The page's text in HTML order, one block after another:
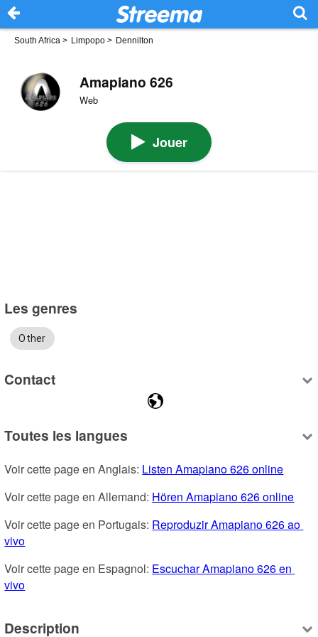
South Africa > Limpopo > Dennilton
Amapiano 626
Web
Jouer
Les genres
Other
Contact
Toutes les langues
Voir cette page en Anglais: Listen Amapiano 626 online
Voir cette page en Allemand: Hören Amapiano 626 online
Voir cette page en Portugais: Reproduzir Amapiano 626 ao
vivo
Voir cette page en Espagnol: Escuchar Amapiano 626 en
vivo
Description